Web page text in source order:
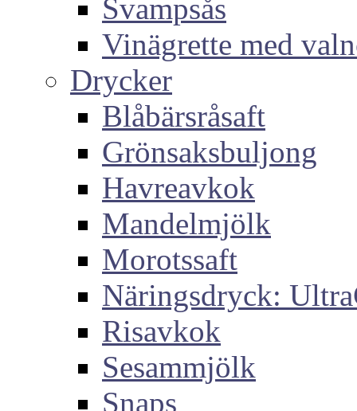
Svampsås
Vinägrette med
Drycker
Blåbärsråsaft
Grönsaksbuljong
Havreavkok
Mandelmjölk
Morotssaft
Näringsdryck:
Risavkok
Sesammjölk
Snaps